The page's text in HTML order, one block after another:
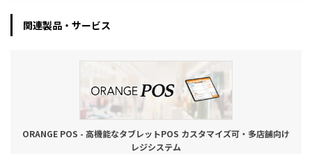
関連製品・サービス
ORANGE POS - 高機能なタブレットPOS カスタマイズ可・多店舗向け
レジシステム